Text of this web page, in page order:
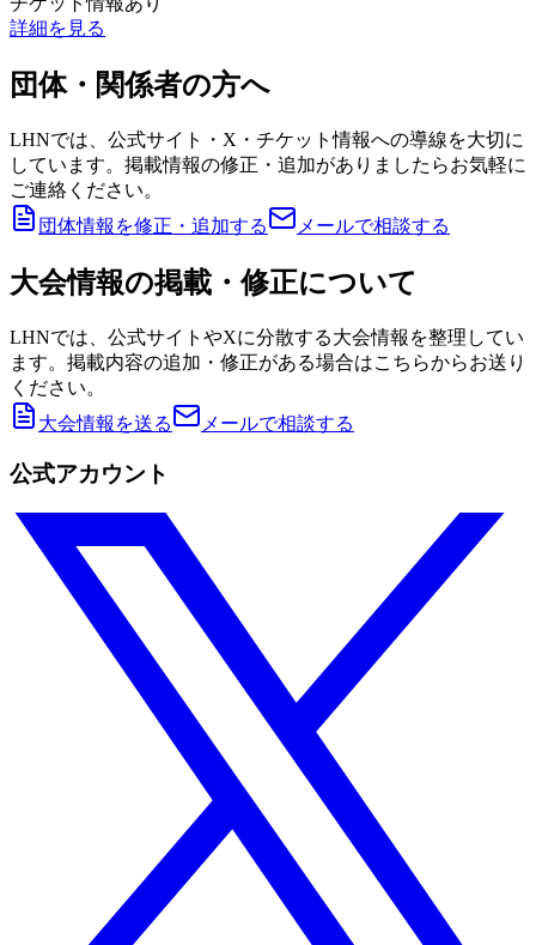
詳細を見る
団体・関係者の方へ
LHNでは、公式サイト・X・チケット情報への導線を大切に
しています。掲載情報の修正・追加がありましたらお気軽に
ご連絡ください。
団体情報を修正・追加する
メールで相談する
大会情報の掲載・修正について
LHNでは、公式サイトやXに分散する大会情報を整理してい
ます。掲載内容の追加・修正がある場合はこちらからお送り
ください。
大会情報を送る
メールで相談する
公式アカウント